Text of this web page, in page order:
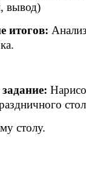
вывод)
итогов:
столу.